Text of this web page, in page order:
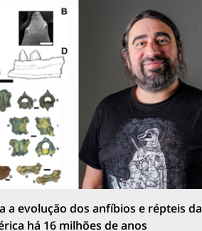
a evolução dos anfíbios e répteis da
há 16 milhões de anos